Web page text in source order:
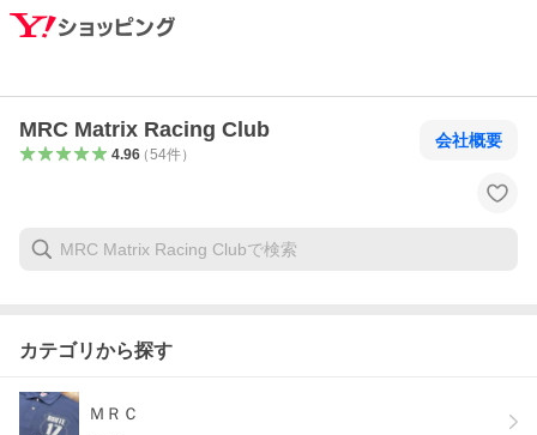
MRC Matrix Racing Club
4.96（54件）
会社概要
カテゴリから探す
ＭＲＣ